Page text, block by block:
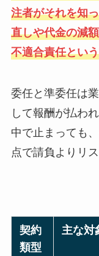
注者がそれを知
直しや代金の減
不適合責任とい
委任と準委任は
して報酬が払わ
中で止まっても
点で請負よりリ
契約
類型
主な対